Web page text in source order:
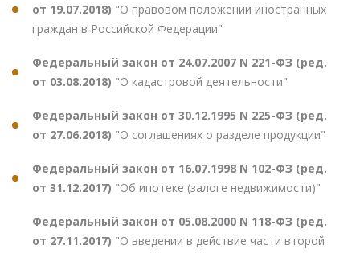
от 19.07.2018) "О правовом положении иностранных
граждан в Российской Федерации"
Федеральный закон от 24.07.2007 N 221-ФЗ (ред.
от 03.08.2018) "О кадастровой деятельности"
Федеральный закон от 30.12.1995 N 225-ФЗ (ред.
от 27.06.2018) "О соглашениях о разделе продукции"
Федеральный закон от 16.07.1998 N 102-ФЗ (ред.
от 31.12.2017) "Об ипотеке (залоге недвижимости)"
Федеральный закон от 05.08.2000 N 118-ФЗ (ред.
от 27.11.2017) "О введении в действие части второй